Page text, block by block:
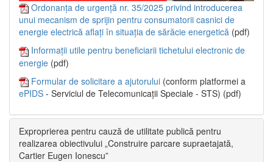
Ordonanța de urgență nr. 35/2025 privind introducerea
unui mecanism de sprijin pentru consumatorii casnici de
energie electrică aflați în situația de sărăcie energetică (pdf)
Informații utile pentru beneficiarii tichetului electronic de
energie (pdf)
Formular de solicitare a ajutorului (conform platformei a
ePIDS - Serviciul de Telecomunicații Speciale - STS) (pdf)
Exproprierea pentru cauză de utilitate publică pentru
realizarea obiectivului „Construire parcare supraetajată,
Cartier Eugen Ionescu”